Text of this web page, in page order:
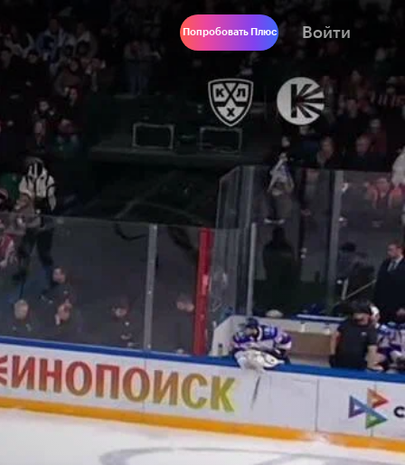
Попробовать Плюс Войти